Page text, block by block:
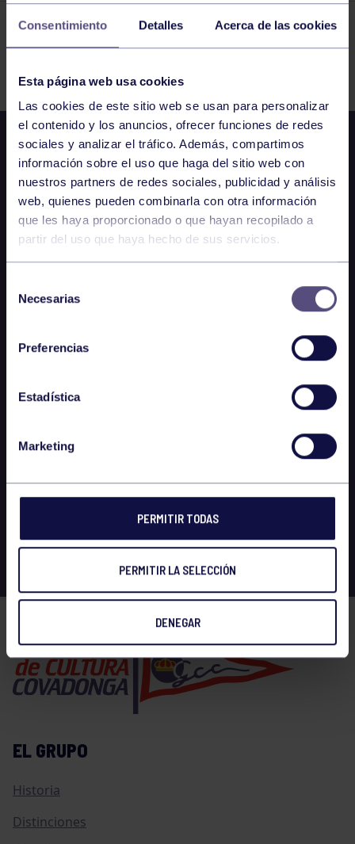
Consentimiento Detalles Acerca de las cookies
Esta página web usa cookies
Las cookies de este sitio web se usan para personalizar
el contenido y los anuncios, ofrecer funciones de redes
sociales y analizar el tráfico. Además, compartimos
información sobre el uso que haga del sitio web con
nuestros partners de redes sociales, publicidad y análisis
web, quienes pueden combinarla con otra información
que les haya proporcionado o que hayan recopilado a
partir del uso que haya hecho de sus servicios.
Necesarias
Preferencias
Estadística
Marketing
PERMITIR TODAS
PERMITIR LA SELECCIÓN
DENEGAR
EL GRUPO
Historia
Distinciones